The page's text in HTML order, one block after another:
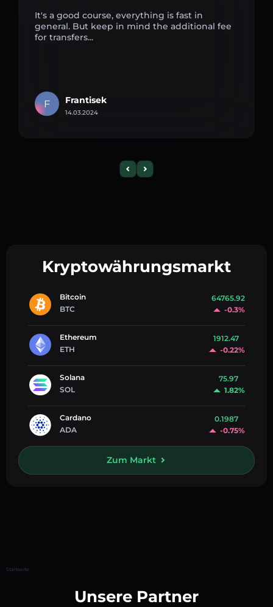
It's a good course, everything is fast in
general. But keep in mind the additional fee
for transfers...
F Frantisek
14.03.2024
Kryptowährungsmarkt
Bitcoin
BTC
64765.92
-0.3%
Ethereum
ETH
1912.47
-0.22%
Solana
SOL
75.97
1.82%
Cardano
ADA
0.1987
-0.75%
Zum Markt
Startseite
Unsere Partner